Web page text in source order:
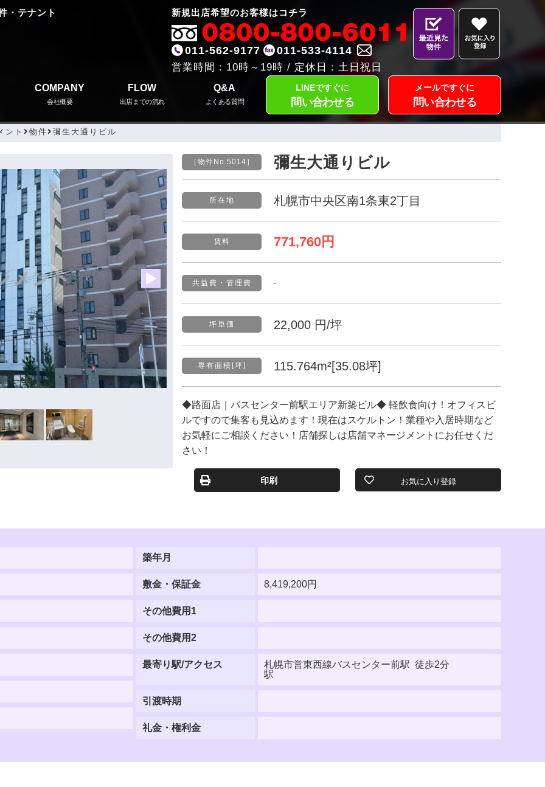
・テナント 新規出店希望のお客様はコチラ
011-562-9177 011-533-4114
営業時間：10時～19時 / 定休日：土日祝日
COMPANY
会社概要
FLOW
出店までの流れ
Q&A
よくある質問
LINEですぐに
問い合わせる
メールですぐに
問い合わせる
ント 物件 彌生大通りビル
［物件No.5014］ 彌生大通りビル
所在地 札幌市中央区南1条東2丁目
賃料 771,760円
共益費・ 管理費 -
坪単価 22,000 円/坪
専有面積[坪] 115.764m²[35.08坪]
◆路面店｜バスセンター前駅エリア新築ビル◆ 軽飲食向け！オフィスビ
ルですので集客も見込めます！現在はスケルトン！業種や入居時期など
お気軽にご相談ください！店舗探しは店舗マネージメントにお任せくだ
さい！
印刷 お気に入り登録
築年月
敷金・保証金 8,419,200円
その他費用1
その他費用2
最寄り駅/アクセス
札幌市営東西線バスセンター前駅 徒歩2分
駅
引渡時期
礼金・権利金